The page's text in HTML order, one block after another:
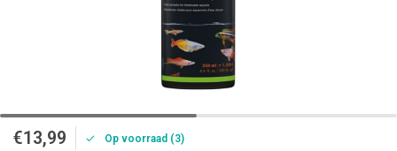
€13,99 Op voorraad (3)